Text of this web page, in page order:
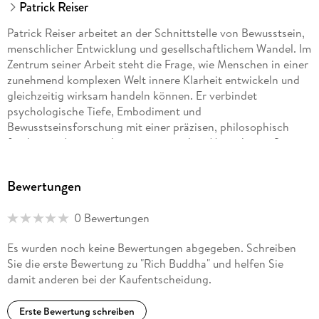
Patrick Reiser
Patrick Reiser arbeitet an der Schnittstelle von Bewusstsein,
menschlicher Entwicklung und gesellschaftlichem Wandel. Im
Zentrum seiner Arbeit steht die Frage, wie Menschen in einer
zunehmend komplexen Welt innere Klarheit entwickeln und
gleichzeitig wirksam handeln können. Er verbindet
psychologische Tiefe, Embodiment und
Bewusstseinsforschung mit einer präzisen, philosophisch
fundierten Auseinandersetzung mit dem Menschsein. Sein
Unternehmertum zur intensiven Auseinandersetzung mit
entwicklung. Seit über einem Jahrzehnt vertieft er seinen
seine Arbeit ebenso prägt wie sein theoretisches
Verständnis. Seit vielen Jahren begleitet er Menschen in
intensiven Veränderungsprozessen darunter Unternehmer,
Führungskräfte, Coaches und Menschen, die ihr Leben
bewusst gestalten wollen. Seine Arbeit zielt nicht auf
Bewertungen
0 Bewertungen
Es wurden noch keine Bewertungen abgegeben. Schreiben
Sie die erste Bewertung zu "Rich Buddha" und helfen Sie
damit anderen bei der Kaufentscheidung.
Erste Bewertung schreiben